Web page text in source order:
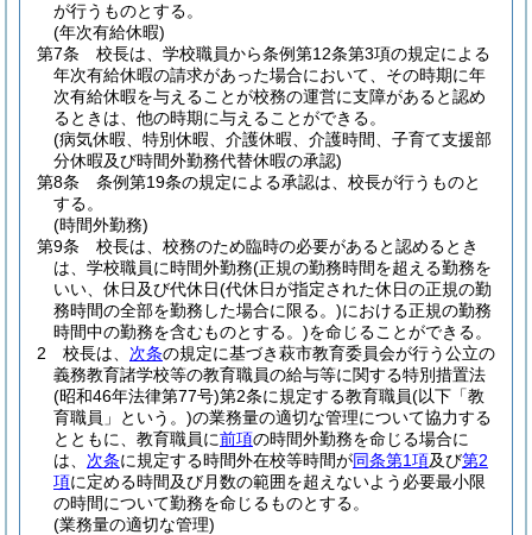
が行うものとする。
(年次有給休暇)
第7条
校長は、学校職員から条例第12条第3項の規定による
年次有給休暇の請求があった場合において、その時期に年
次有給休暇を与えることが校務の運営に支障があると認め
るときは、他の時期に与えることができる。
(病気休暇、特別休暇、介護休暇、介護時間、子育て支援部
分休暇及び時間外勤務代替休暇の承認)
第8条
条例第19条の規定による承認は、校長が行うものと
する。
(時間外勤務)
第9条
校長は、校務のため臨時の必要があると認めるとき
は、学校職員に時間外勤務(正規の勤務時間を超える勤務を
いい、休日及び代休日(代休日が指定された休日の正規の勤
務時間の全部を勤務した場合に限る。)における正規の勤務
時間中の勤務を含むものとする。)を命じることができる。
2
校長は、 次条の規定に基づき萩市教育委員会が行う公立の
義務教育諸学校等の教育職員の給与等に関する特別措置法
(昭和46年法律第77号)第2条に規定する教育職員(以下「教
育職員」という。)の業務量の適切な管理について協力する
とともに、教育職員に前項の時間外勤務を命じる場合に
は、 次条に規定する時間外在校等時間が同条第1項及び第2
項に定める時間及び月数の範囲を超えないよう必要最小限
の時間について勤務を命じるものとする。
(業務量の適切な管理)